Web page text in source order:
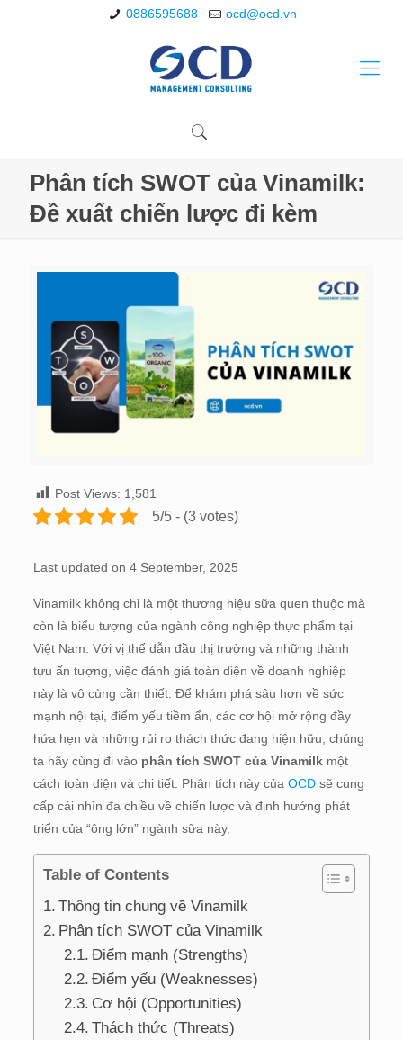
0886595688 ocd@ocd.vn
Phân tích SWOT của Vinamilk:
Đề xuất chiến lược đi kèm
Post Views: 1,581
5/5 - (3 votes)
Last updated on 4 September, 2025
Vinamilk không chỉ là một thương hiệu sữa quen thuộc mà
còn là biểu tượng của ngành công nghiệp thực phẩm tại
Việt Nam. Với vị thế dẫn đầu thị trường và những thành
tựu ấn tượng, việc đánh giá toàn diện về doanh nghiệp
này là vô cùng cần thiết. Để khám phá sâu hơn về sức
mạnh nội tại, điểm yếu tiềm ẩn, các cơ hội mở rộng đầy
hứa hẹn và những rủi ro thách thức đang hiện hữu, chúng
ta hãy cùng đi vào phân tích SWOT của Vinamilkmột
cách toàn diện và chi tiết. Phân tích này của OCDsẽ cung
cấp cái nhìn đa chiều về chiến lược và định hướng phát
triển của “ông lớn” ngành sữa này.
Table of Contents
Thông tin chung về Vinamilk
Phân tích SWOT của Vinamilk
Điểm mạnh (Strengths)
Điểm yếu (Weaknesses)
Cơ hội (Opportunities)
Thách thức (Threats)